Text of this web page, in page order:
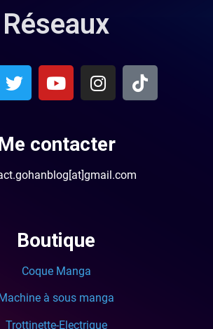
Réseaux
contacter
Boutique
Coque Manga
Machine à sous manga
Trottinette-Electrique